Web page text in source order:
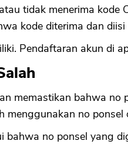
tidak menerima kode
kode diterima dan diisi
Pendaftaran akun di
memastikan bahwa no
menggunakan no ponsel
bahwa no ponsel yang